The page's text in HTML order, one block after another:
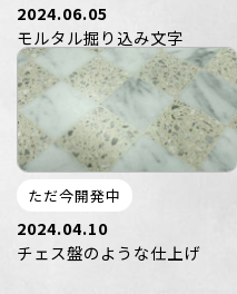
2024.06.05
モルタル掘り込み文字
ただ今開発中
2024.04.10
チェス盤のような仕上げ